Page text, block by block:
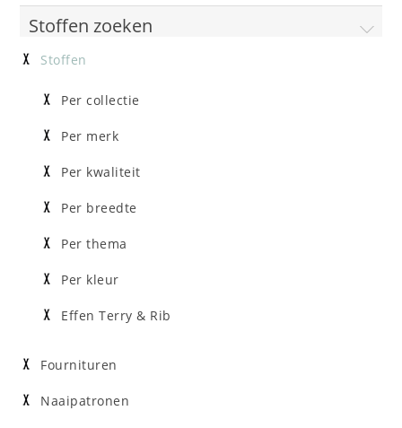
Stoffen zoeken
Stoffen
Per collectie
Per merk
Per kwaliteit
Per breedte
Per thema
Per kleur
Effen Terry & Rib
Fournituren
Naaipatronen